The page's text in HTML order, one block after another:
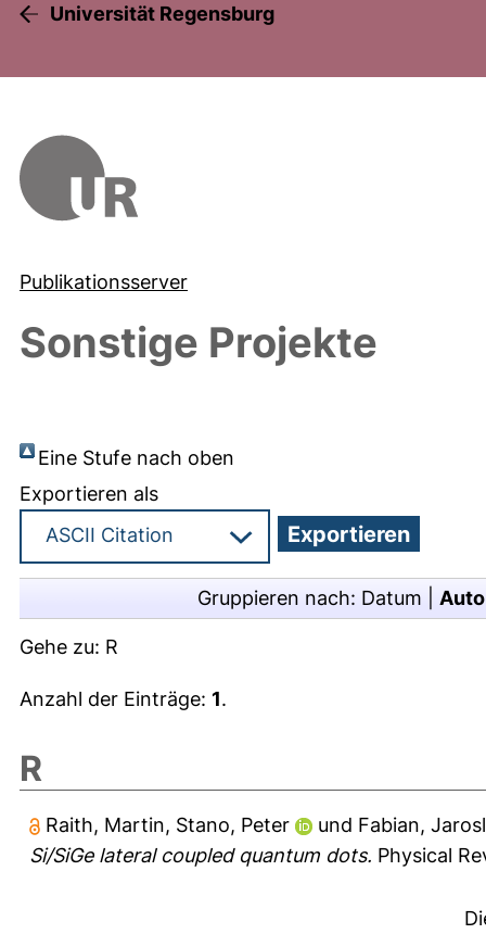
Universität Regensburg
Publikationsserver
Sonstige Projekte
Eine Stufe nach oben
Exportieren als
Gruppieren nach: Datum
Gehe zu: R
Anzahl der Einträge: 1.
R
Raith, Martin, Stano, Peter und Fabian,
Si/SiGe lateral coupled quantum dots. Physical